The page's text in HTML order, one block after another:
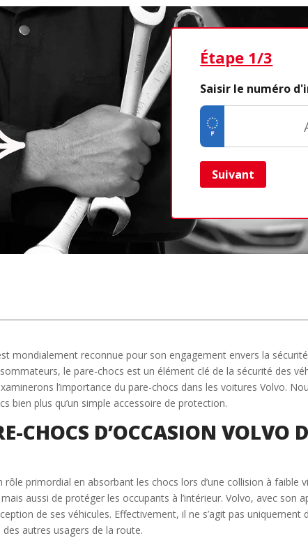
Étape 1/3
Saisir le numéro
Suivant
mondialement reconnue pour son engagement envers la
le pare-chocs est un élément clé de la sécurité des
l’importance du pare-chocs dans les voitures Volvo.
bien plus qu’un simple accessoire de protection.
CHOCS D’OCCASION VOLVO
rôle primordial en absorbant les chocs lors d’une collision à faible
aussi de protéger les occupants à l’intérieur. Volvo, avec son
de ses véhicules. Effectivement, il ne s’agit pas uniquement
autres usagers de la route.